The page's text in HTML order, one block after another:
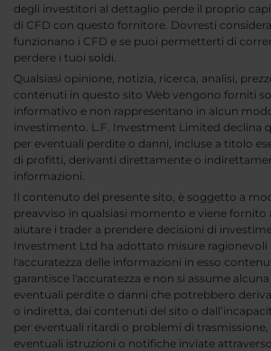
degli investitori al dettaglio perde il proprio
di CFD con questo fornitore. Dovresti
funzionano i CFD e se puoi permetterti di
perdere i tuoi soldi.
Qualsiasi opinione, notizia, ricerca, analisi,
contenuti in questo sito Web vengono forniti
informativo e non rappresentano in alcun
investimento. L.F. Investment Limited declina
per eventuali perdite o danni, incluse a titolo
di profitti, derivanti direttamente o
informazioni.
Il contenuto del presente sito, è soggetto a
preavviso in qualsiasi momento e viene fornito
aiutare i trader a prendere decisioni di
Investment Ltd ha adottato misure ragionevoli
l'accuratezza delle informazioni in esso
garantisce l'accuratezza e non si assume
eventuali perdite o danni che potrebbero
o indiretta, dai contenuti del sito o
per eventuali ritardi o problemi di trasmissione,
eventuali istruzioni o notifiche inviate